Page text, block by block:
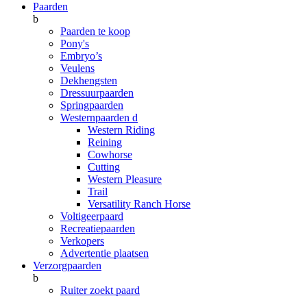
Paarden
b
Paarden te koop
Pony's
Embryo’s
Veulens
Dekhengsten
Dressuurpaarden
Springpaarden
Westernpaarden d
Western Riding
Reining
Cowhorse
Cutting
Western Pleasure
Trail
Versatility Ranch Horse
Voltigeerpaard
Recreatiepaarden
Verkopers
Advertentie plaatsen
Verzorgpaarden
b
Ruiter zoekt paard